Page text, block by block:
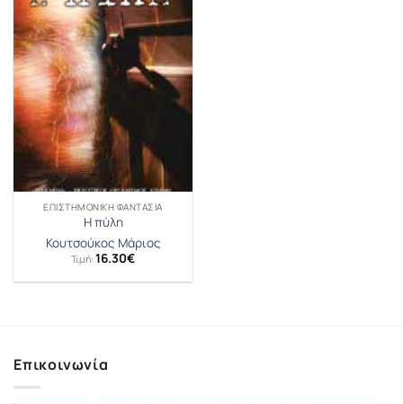
ΕΠΙΣΤΗΜΟΝΙΚΉ ΦΑΝΤΑΣΊΑ
Η πύλη
Κουτσούκος Μάριος
Τιμή: 16.30€
Επικοινωνία